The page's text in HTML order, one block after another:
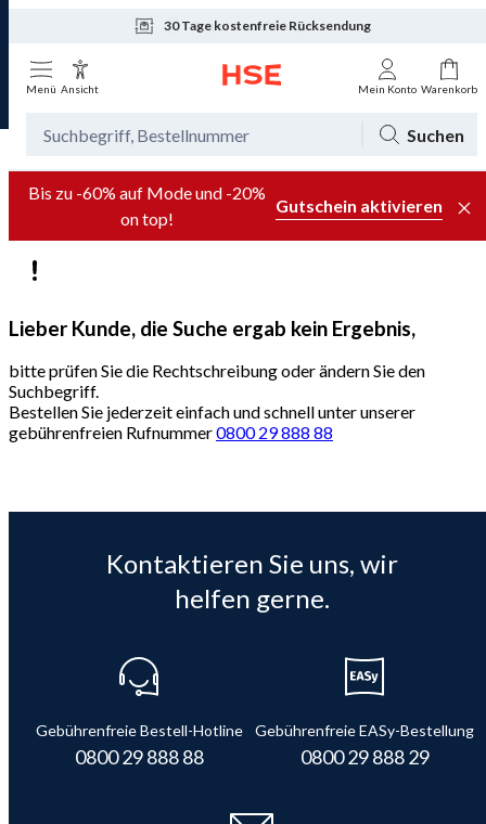
30 Tage kostenfreie Rücksendung
Tagesaktuelle Angebote
Menü Ansicht Mein Konto Warenkorb
Suchen
Bis zu -60% auf Mode und -20%
on top!
Gutschein aktivieren
Lieber Kunde, die Suche ergab kein Ergebnis,
bitte prüfen Sie die Rechtschreibung oder ändern Sie den
Suchbegriff.
Bestellen Sie jederzeit einfach und schnell unter unserer
gebührenfreien Rufnummer0800 29 888 88
Kontaktieren Sie uns, wir
helfen gerne.
Gebührenfreie Bestell-Hotline
0800 29 888 88
Gebührenfreie EASy-Bestellung
0800 29 888 29